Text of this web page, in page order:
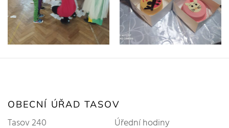
OBECNÍ ÚŘAD TASOV
Tasov 240
Úřední hodiny